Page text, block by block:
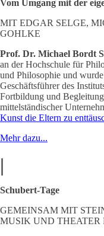
Vom Umgang mit der
MIT EDGAR SELGE,
GOHLKE
Prof. Dr. Michael Bordt
an der Hochschule für
und Philosophie und
Geschäftsführer des
Fortbildung und
mittelständischer
Kunst die Eltern zu
Mehr dazu...
|
Schubert-Tage
GEMEINSAM MIT
MUSIK UND THEATER